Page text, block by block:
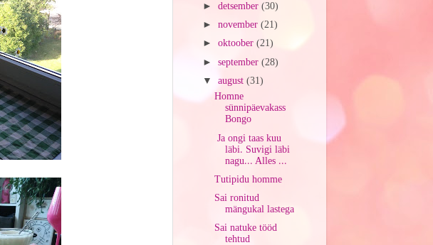
► detsember (30)
► november (21)
► oktoober (21)
► september (28)
▼ august (31)
Homne
sünnipäevakass
Bongo
Ja ongi taas kuu
läbi. Suvigi läbi
nagu... Alles ...
Tutipidu homme
Sai ronitud
mängukal lastega
Sai natuke tööd
tehtud